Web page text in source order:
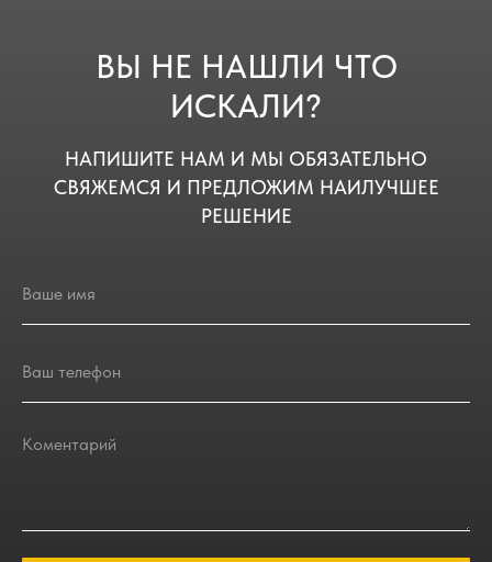
ВЫ НЕ НАШЛИ ЧТО
ИСКАЛИ?
НАПИШИТЕ НАМ И МЫ ОБЯЗАТЕЛЬНО
СВЯЖЕМСЯ И ПРЕДЛОЖИМ НАИЛУЧШЕЕ
РЕШЕНИЕ